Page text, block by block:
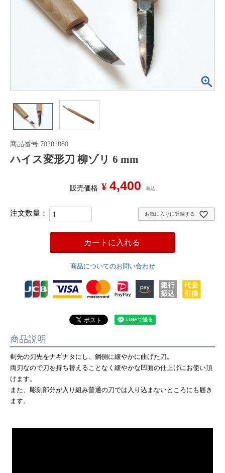
商品番号 70201060
ハイス変形刀 柳ゾリ 6 mm
販売価格 ¥ 4,400 税込
お気に入りに登録する
カートに入れる
商品についてのお問い合わせ
商品説明
剣先の刃先をナギナタにし、鋼側に緩やかに曲げた刀。
両刃なので刀を持ち替えることなく緩やかな凹面の仕上げにお使い頂
けます。
また、彫刻部分が入り組み普通の刀では入り込まないところにも届き
ます。